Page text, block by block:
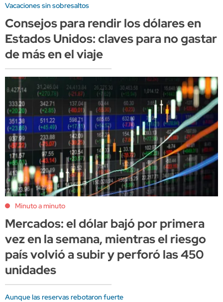
Vacaciones sin sobresaltos
Consejos para rendir los dólares en
Estados Unidos: claves para no gastar
de más en el viaje
Minuto a minuto
Mercados: el dólar bajó por primera
vez en la semana, mientras el riesgo
país volvió a subir y perforó las 450
unidades
Aunque las reservas rebotaron fuerte